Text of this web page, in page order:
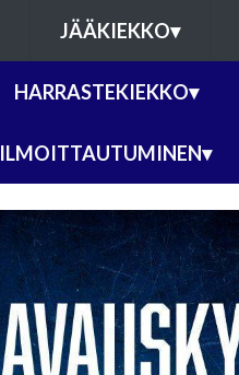
JÄÄKIEKKO▾
HARRASTEKIEKKO▾
ILMOITTAUTUMINEN▾